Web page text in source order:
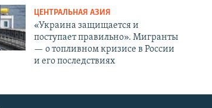
ЦЕНТРАЛЬНАЯ АЗИЯ
«Украина защищается и
поступает правильно». Мигранты
— о топливном кризисе в России
и его последствиях